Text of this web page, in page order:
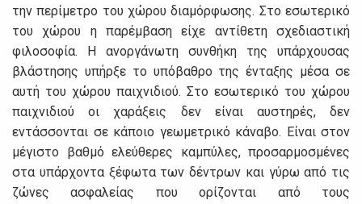
την περίμετρο του χώρου διαμόρφωσης. Στο εσωτερικό
του χώρου η παρέμβαση είχε αντίθετη σχεδιαστική
φιλοσοφία. Η ανοργάνωτη συνθήκη της υπάρχουσας
βλάστησης υπήρξε το υπόβαθρο της ένταξης μέσα σε
αυτή του χώρου παιχνιδιού. Στο εσωτερικό του χώρου
παιχνιδιού οι χαράξεις δεν είναι αυστηρές, δεν
εντάσσονται σε κάποιο γεωμετρικό κάναβο. Είναι στον
μέγιστο βαθμό ελεύθερες καμπύλες, προσαρμοσμένες
στα υπάρχοντα ξέφωτα των δέντρων και γύρω από τις
ζώνες ασφαλείας που ορίζονται από τους